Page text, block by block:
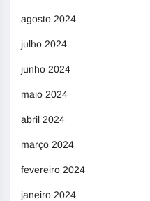
agosto 2024
julho 2024
junho 2024
maio 2024
abril 2024
março 2024
fevereiro 2024
janeiro 2024